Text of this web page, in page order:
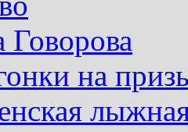
Говорова
на